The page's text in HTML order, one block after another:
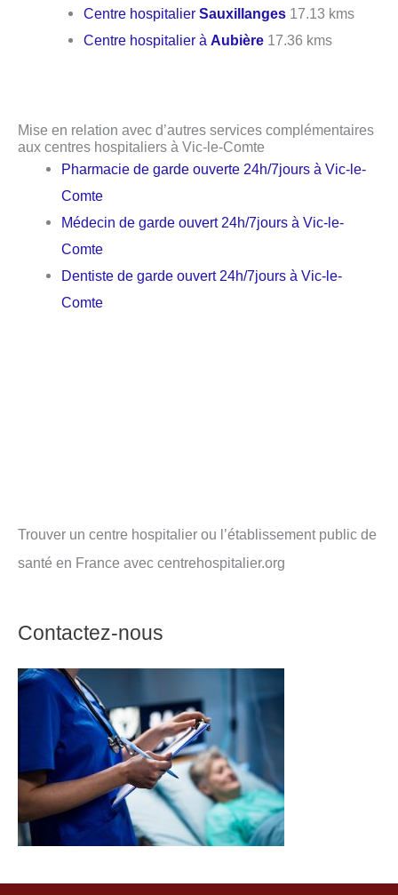
Centre hospitalierSauxillanges 17.13 kms
Centre hospitalier àAubière 17.36 kms
Mise en relation avec d’autres services complémentaires
aux centres hospitaliers à Vic-le-Comte
Pharmacie de garde ouverte 24h/7jours à Vic-le-
Comte
Médecin de garde ouvert 24h/7jours à Vic-le-
Comte
Dentiste de garde ouvert 24h/7jours à Vic-le-
Comte
Trouver un centre hospitalier ou l’établissement public de
santé en France avec centrehospitalier.org
Contactez-nous